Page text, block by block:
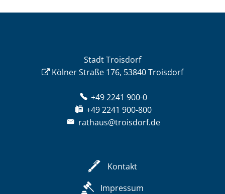
Stadt Troisdorf
Kölner Straße 176, 53840 Troisdorf
+49 2241 900-0
+49 2241 900-800
rathaus@troisdorf.de
Kontakt
Impressum